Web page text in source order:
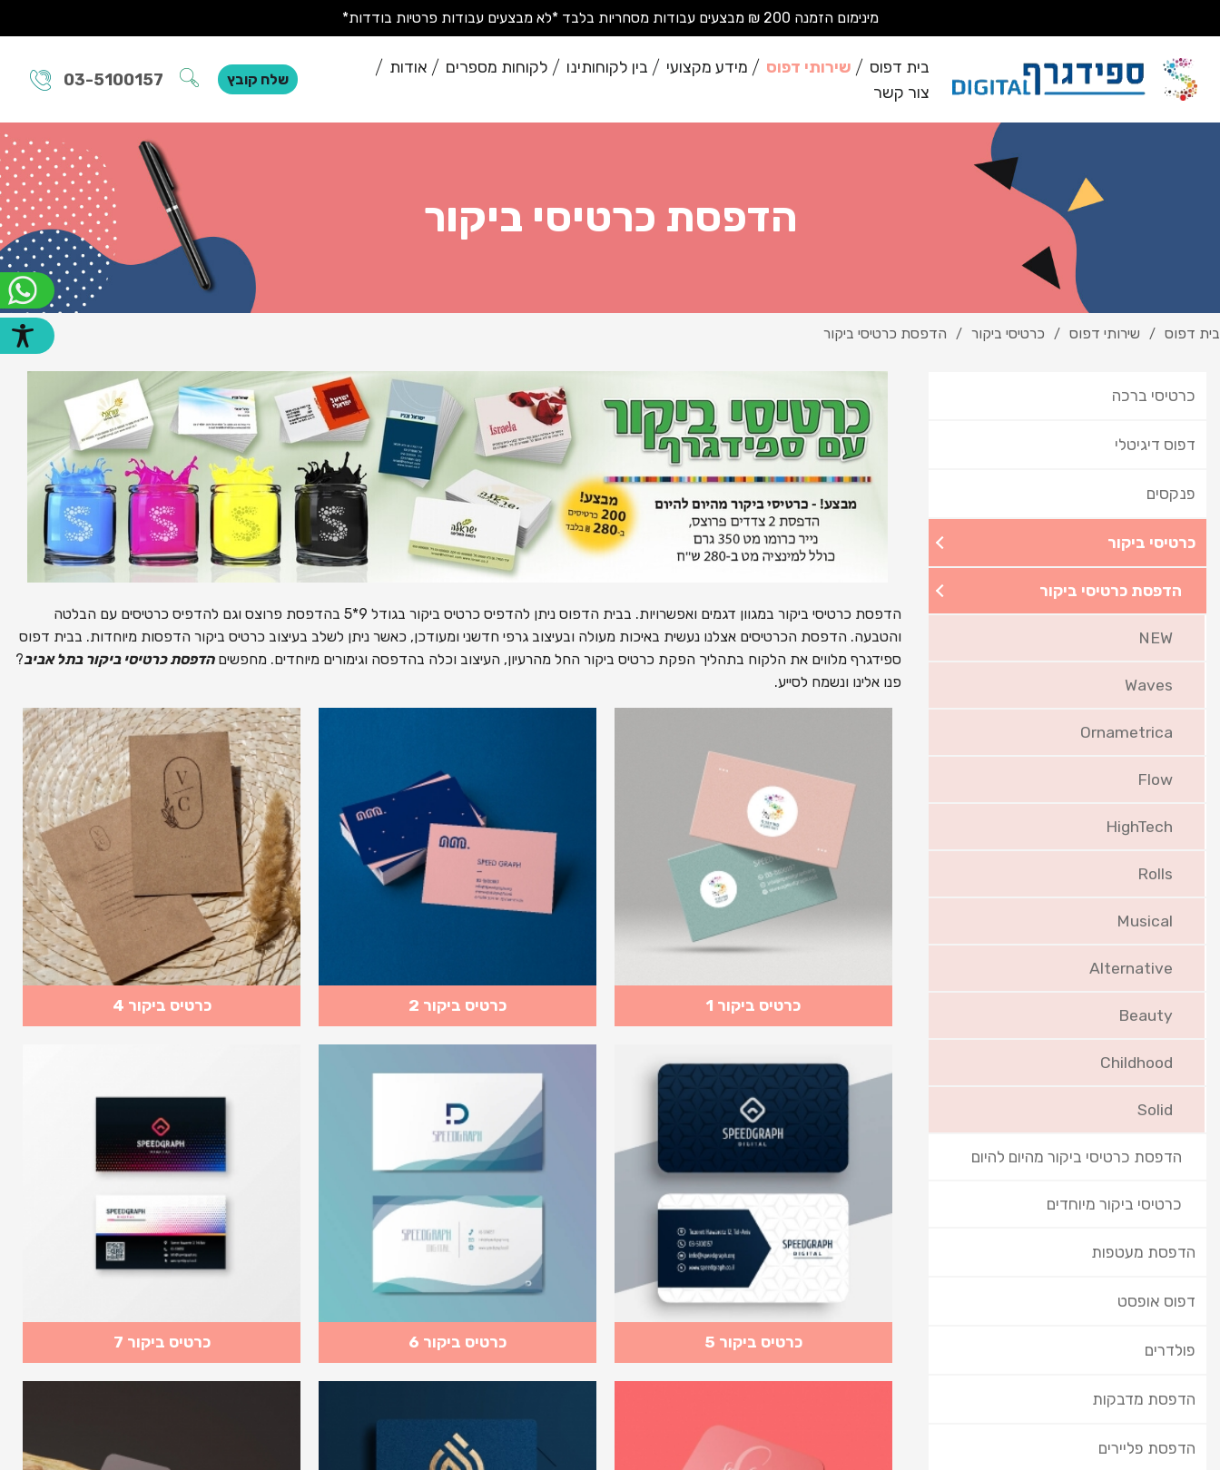
מינימום הזמנה 200 ₪ מבצעים עבודות מסחריות בלבד *לא מבצעים עבודות פרטיות בודדות*
בית דפוס שירותי דפוס מידע מקצועי בין לקוחותינו לקוחות מספרים
אודות
צור קשר
03-5100157 שלח קובץ
הדפסת כרטיסי ביקור
בית דפוס / שירותי דפוס / כרטיסי ביקור / הדפסת כרטיסי ביקור
כרטיסי ברכה
דפוס דיגיטלי
פנקסים
כרטיסי ביקור
הדפסת כרטיסי ביקור
NEW
Waves
Ornametrica
Flow
HighTech
Rolls
Musical
Alternative
Beauty
Childhood
Solid
הדפסת כרטיסי ביקור מהיום להיום
כרטיסי ביקור מיוחדים
הדפסת מעטפות
דפוס אופסט
פולדרים
הדפסת מדבקות
הדפסת פליירים
הדפסת כרטיסי ביקור במגוון דגמים ואפשרויות. בבית הדפוס ניתן להדפיס כרטיס ביקור בגודל 9*5 בהדפסת פרוצס וגם להדפיס כרטיסים עם הבלטה
והטבעה. הדפסת הכרטיסים אצלנו נעשית באיכות מעולה ובעיצוב גרפי חדשני ומעודכן, כאשר ניתן לשלב בעיצוב כרטיס ביקור הדפסות מיוחדות. בבית דפוס
ספידגרף מלווים את הלקוח בתהליך הפקת כרטיס ביקור החל מהרעיון, העיצוב וכלה בהדפסה וגימורים מיוחדים. מחפשיםהדפסת כרטיסי ביקור בתל אביב?
פנו אלינו ונשמח לסייע.
כרטיס ביקור 1 כרטיס ביקור 2 כרטיס ביקור 4
כרטיס ביקור 5 כרטיס ביקור 6 כרטיס ביקור 7